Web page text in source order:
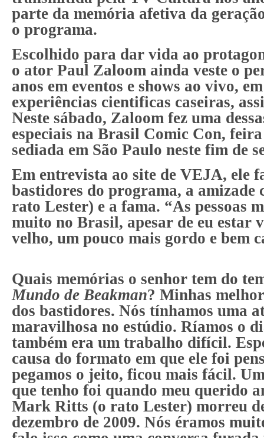
parte da memória afetiva da
o programa.
Escolhido para dar vida ao
o ator Paul Zaloom ainda veste o
anos em eventos e shows ao vivo,
experiências cientificas caseiras,
Neste sábado, Zaloom fez uma
especiais na Brasil Comic Con,
sediada em São Paulo neste fim de
Em entrevista ao site de VEJA, ele
bastidores do programa, a
rato Lester) e a fama. “As pessoas
muito no Brasil, apesar de eu estar
velho, um pouco mais gordo e bem
Quais memórias o senhor tem do
Mundo de Beakman? Minhas
dos bastidores. Nós tínhamos uma
maravilhosa no estúdio. Ríamos o
também era um trabalho difícil.
causa do formato em que ele foi
pegamos o jeito, ficou mais fácil.
que tenho foi quando meu querido
Mark Ritts (o rato Lester) morreu
dezembro de 2009. Nós éramos